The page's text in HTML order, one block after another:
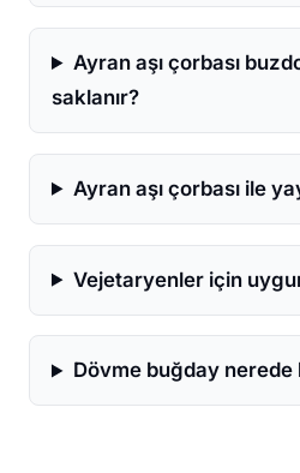
Ayran aşı çorbası
saklanır?
Ayran aşı çorbası ile
Vejetaryenler için
Dövme buğday nerede